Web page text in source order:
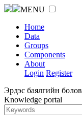
MENU
Home
Data
Groups
Components
About
Login Register
Эрдэс баялгийн
Knowledge portal